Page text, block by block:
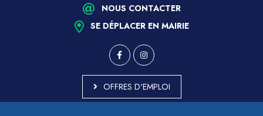
NOUS CONTACTER
SE DÉPLACER EN MAIRIE
OFFRES D'EMPLOI